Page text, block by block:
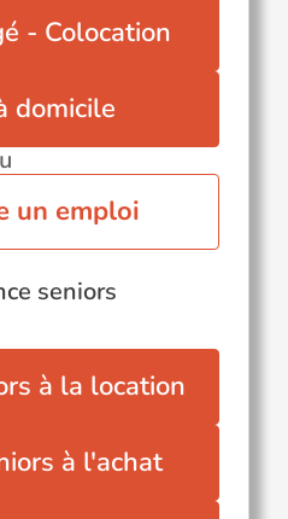
- Colocation
domicile
un emploi
seniors
à la location
à l'achat